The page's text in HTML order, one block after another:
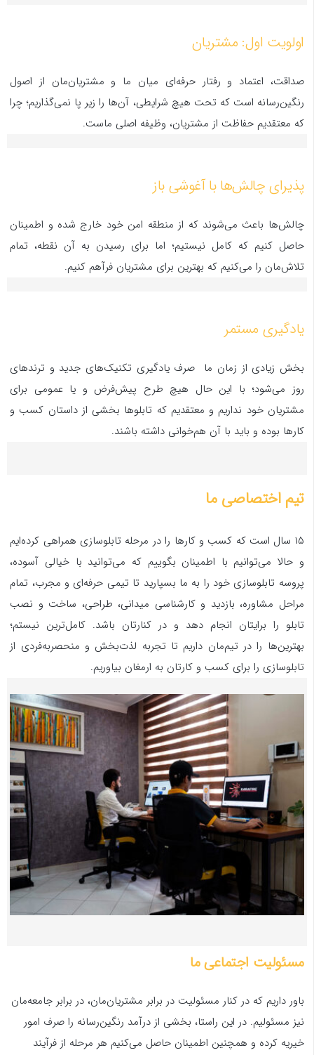
اولویت اول: مشتریان
صداقت، اعتماد و رفتار حرفه‌ای میان ما و مشتریان‌مان از اصول
رنگین‌رسانه است که تحت هیچ شرایطی‌، آن‌ها را زیر پا نمی‌گذاریم؛ چرا
که معتقدیم حفاظت از مشتریان، وظیفه اصلی ماست.
پذیرای چالش‌ها با آغوشی باز
چالش‌ها باعث می‌شوند که از منطقه امن خود خارج شده و اطمینان
حاصل کنیم که کامل نیستیم؛ اما برای رسیدن به آن نقطه، تمام
تلاش‌مان را می‌کنیم که بهترین برای مشتریان فرآهم کنیم.
یادگیری مستمر
بخش زیادی از زمان ما صرف یادگیری تکنیک‌های جدید و ترندهای
روز می‌شود؛ با این حال هیچ طرح پیش‌فرض و یا عمومی برای
مشتریان خود نداریم و معتقدیم که تابلوها بخشی از داستان کسب و
کارها بوده و باید با آن هم‌خوانی داشته باشند.
تیم اختصاصی ما
۱۵ سال است که کسب و کارها را در مرحله تابلوسازی همراهی کرده‌ایم
و حالا می‌توانیم با اطمینان بگوییم که می‌توانید با خیالی آسوده،
پروسه تابلوسازی خود را به ما بسپارید تا تیمی حرفه‌ای و مجرب، تمام
مراحل مشاوره، بازدید و کارشناسی میدانی، طراحی، ساخت و نصب
تابلو را برایتان انجام دهد و در کنارتان باشد. کامل‌ترین نیستم؛
بهترین‌ها را در تیم‌مان داریم تا تجربه لذت‌بخش و منحصربه‌فردی از
تابلوسازی را برای کسب و کارتان به ارمغان بیاوریم.
مسئولیت‌ اجتماعی ما
باور داریم که در کنار مسئولیت در برابر مشتریان‌مان، در برابر جامعه‌مان
نیز مسئولیم. در این راستا، بخشی از درآمد رنگین‌رسانه را صرف امور
خیریه کرده و همچنین اطمینان حاصل می‌کنیم هر مرحله از فرآیند